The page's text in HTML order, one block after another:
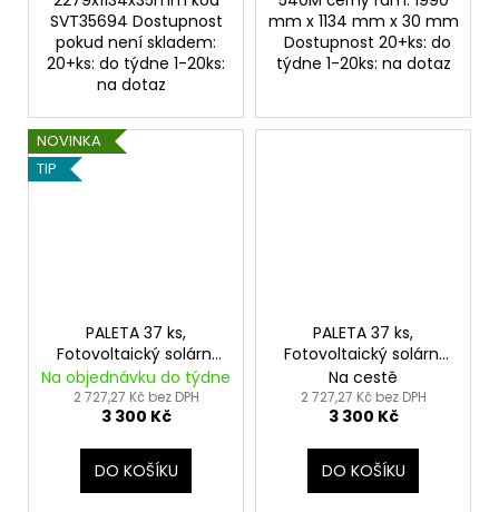
SVT35694 Dostupnost
pokud není skladem:
20+ks: do týdne 1-20ks:
na dotaz
mm x 1134 mm x 30 mm
Dostupnost 20+ks: do
týdne 1-20ks: na dotaz
NOVINKA
TIP
PALETA 37 ks,
Fotovoltaický solární
panel AIKO 530Wp FULL
BLACK
Na objednávku do týdne
2 727,27 Kč bez DPH
3 300 Kč
DO KOŠÍKU
PALETA 37 ks,
Fotovoltaický solární
panel AIKO 540Wp
FULL BLACK
Na cestě
2 727,27 Kč bez DPH
3 300 Kč
DO KOŠÍKU